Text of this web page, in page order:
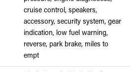
cruise control, speakers,
accessory, security system, gear
indication, low fuel warning,
reverse, park brake, miles to
empt